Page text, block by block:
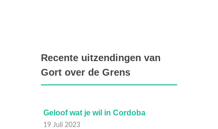
Recente uitzendingen van
Gort over de Grens
Het Spaanse graan van Tierra de
Campos